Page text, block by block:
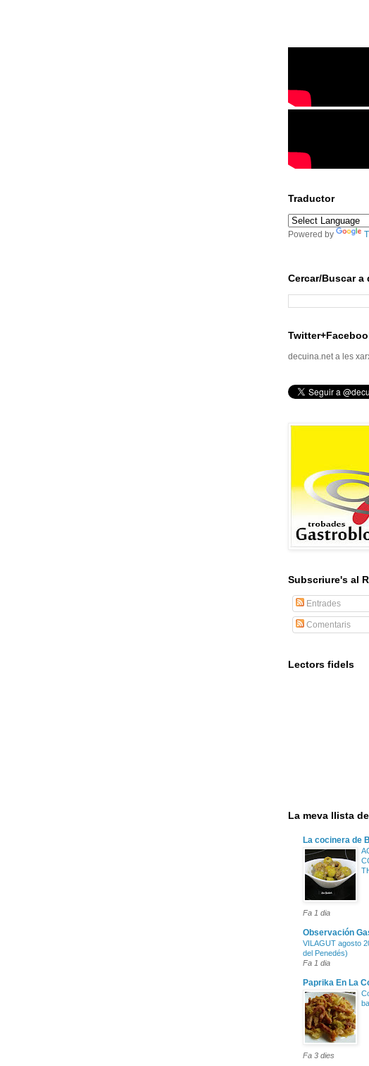
Traductor
Powered by
Cercar/Buscar a
decuina.net a les
Subscriure's al
Entrades
Comentaris
Lectors fidels
La meva llista
La cocinera de
Fa 1 dia
Observación
VILAGUT agosto
del Penedés)
Fa 1 dia
Paprika En La
Fa 3 dies